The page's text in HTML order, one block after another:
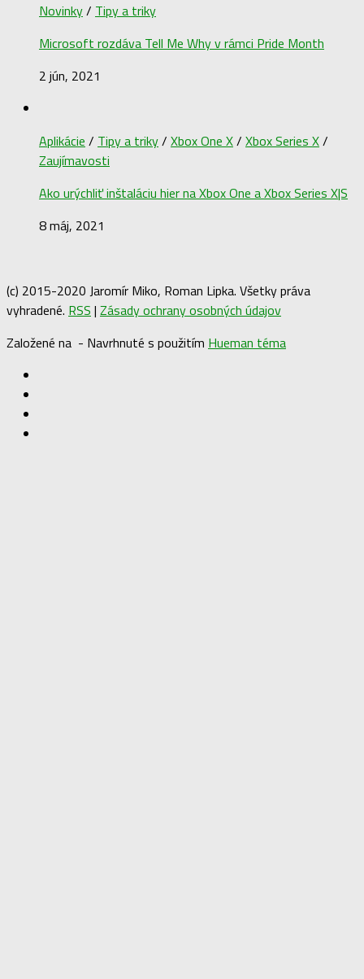
Novinky/ Tipy a triky
Microsoft rozdáva Tell Me Why v rámci Pride Month
2 jún, 2021
Aplikácie / Tipy a triky/ Xbox One X/ Xbox Series X/
Zaujímavosti
Ako urýchliť inštaláciu hier na Xbox One a Xbox Series X|S
8 máj, 2021
(c) 2015-2020 Jaromír Miko, Roman Lipka. Všetky práva
vyhradené. RSS | Zásady ochrany osobných údajov
Založené na - Navrhnuté s použitím Hueman téma